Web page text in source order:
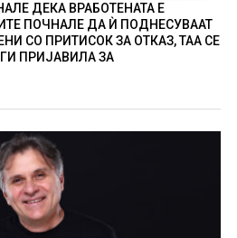
ДЕКА ВРАБОТЕНАТА Е
ПОЧНАЛЕ ДА Ѝ ПОДНЕСУВААТ
СО ПРИТИСОК ЗА ОТКАЗ, ТАА СЕ
ПРИЈАВИЛА ЗА